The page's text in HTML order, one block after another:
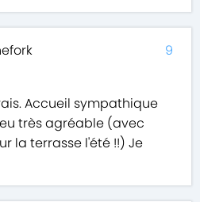
Accueil sympathique
très agréable (avec
la terrasse l'été !!) Je
9